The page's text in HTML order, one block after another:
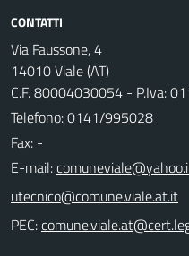
CONTATTI
Via Faussone, 4
14010 Viale (AT)
C.F. 80004030054 - P.Iva:
Telefono:0141/995028
Fax: -
E-mail:
PEC: